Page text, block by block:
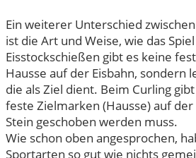
Ein weiterer Unterschied
ist die Art und Weise, wie das
Eisstockschießen gibt es keine
Hausse auf der Eisbahn, sondern
die als Ziel dient. Beim Curling
feste Zielmarken (Hausse) auf
Stein geschoben werden muss.
Wie schon oben angesprochen,
Sportarten so gut wie nichts